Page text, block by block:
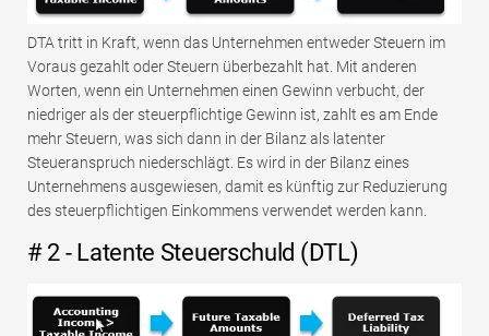
DTA tritt in Kraft, wenn das Unternehmen entweder Steuern im
Voraus gezahlt oder Steuern überbezahlt hat. Mit anderen
Worten, wenn ein Unternehmen einen Gewinn verbucht, der
niedriger als der steuerpflichtige Gewinn ist, zahlt es am Ende
mehr Steuern, was sich dann in der Bilanz als latenter
Steueranspruch niederschlägt. Es wird in der Bilanz eines
Unternehmens ausgewiesen, damit es künftig zur Reduzierung
des steuerpflichtigen Einkommens verwendet werden kann.
# 2 - Latente Steuerschuld (DTL)